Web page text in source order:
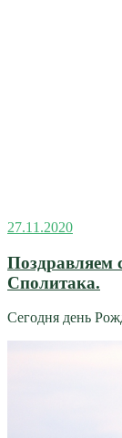
Опубликовано
27.11.2020
Поздравляем
Сполитака.
Сегодня день